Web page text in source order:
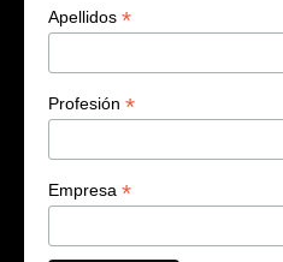
Apellidos *
Profesión *
Empresa *